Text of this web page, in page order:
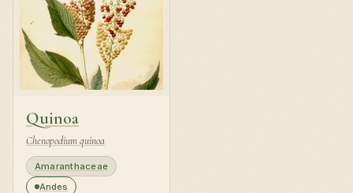
Quinoa
Chenopodium quinoa
Amaranthaceae
Andes